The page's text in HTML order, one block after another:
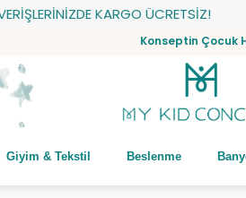
KARGO ÜCRETSİZ!
Konseptin Çocuk
Giyim & Tekstil Beslenme